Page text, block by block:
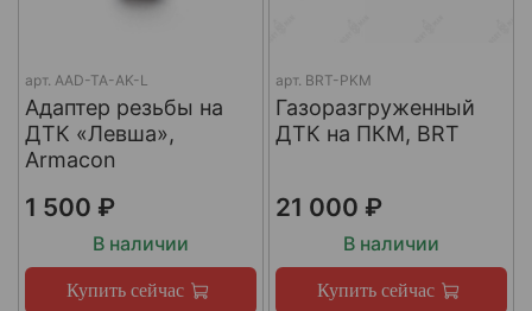
арт. AAD-TA-AK-L
Адаптер резьбы на
ДТК «Левша»,
Armacon
1 500 ₽
В наличии
Купить сейчас
арт. BRT-PKM
Газоразгруженный
ДТК на ПКМ, BRT
21 000 ₽
В наличии
Купить сейчас